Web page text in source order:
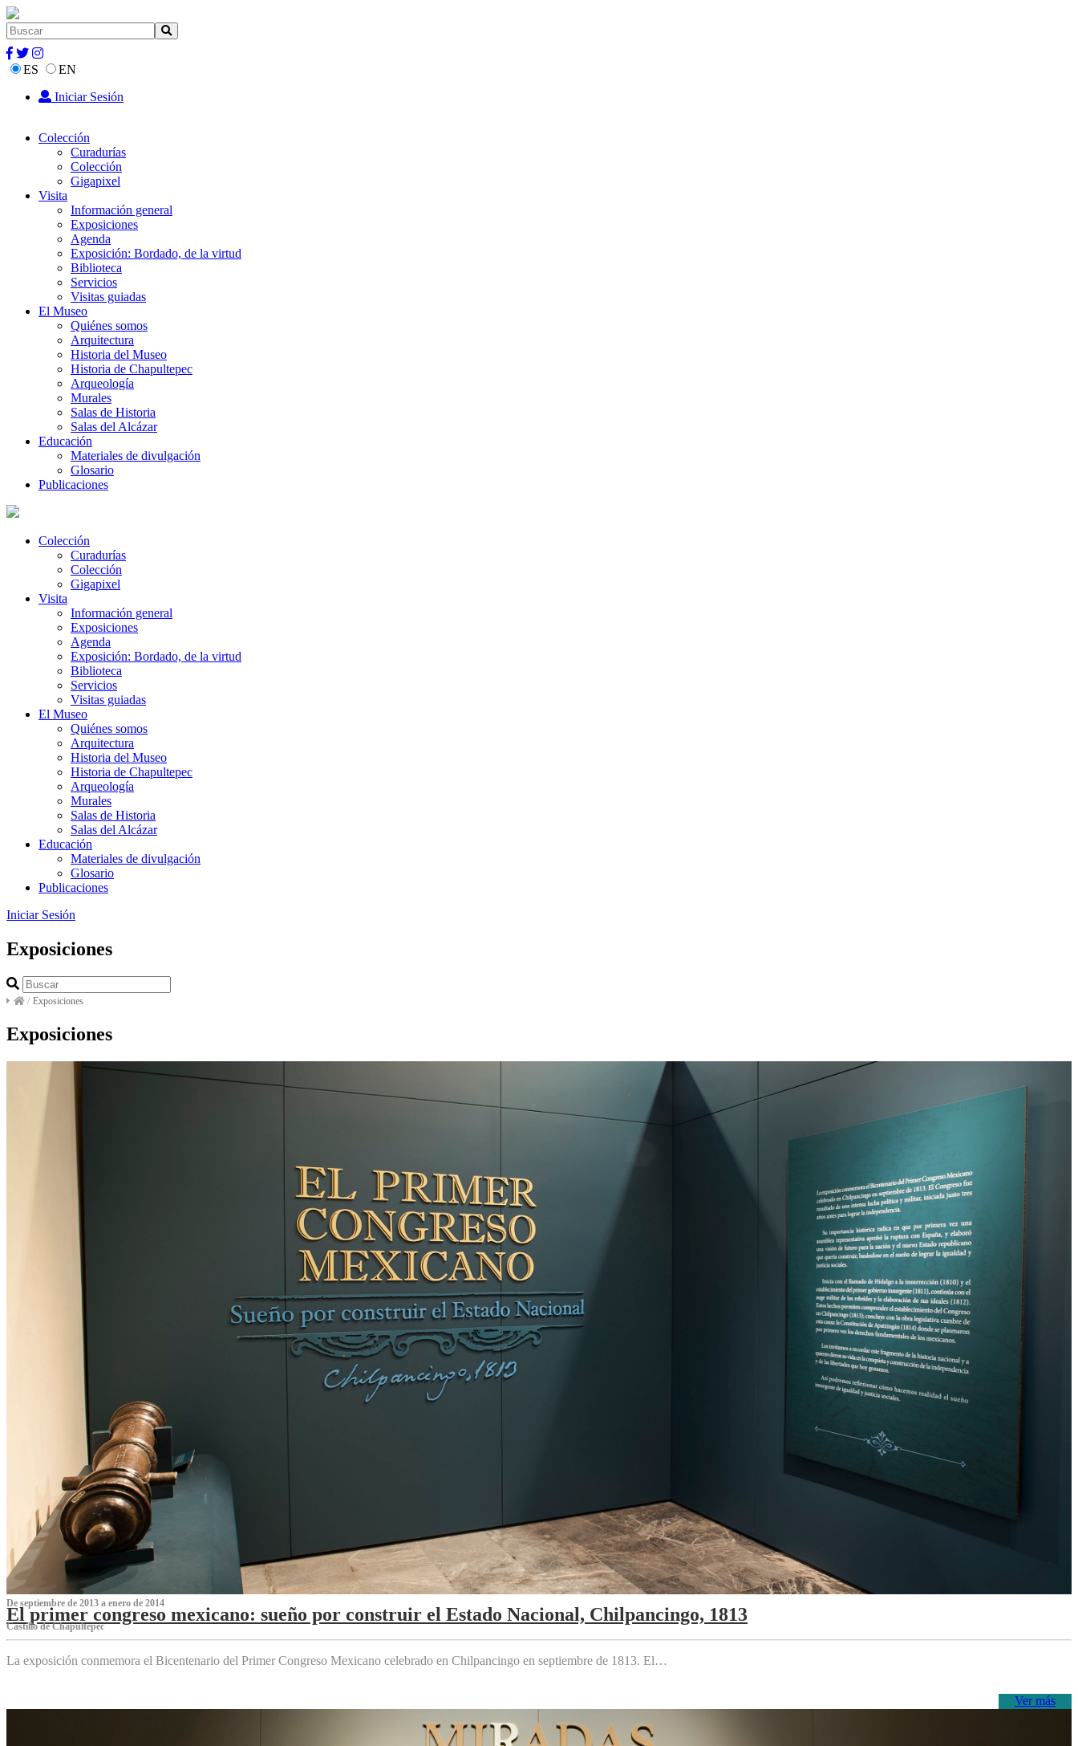
ES
EN
Iniciar Sesión
Colección
Curadurías
Colección
Gigapixel
Visita
Información general
Exposiciones
Agenda
Exposición: Bordado, de la virtud
Biblioteca
Servicios
Visitas guiadas
El Museo
Quiénes somos
Arquitectura
Historia del Museo
Historia de Chapultepec
Arqueología
Murales
Salas de Historia
Salas del Alcázar
Educación
Materiales de divulgación
Glosario
Publicaciones
Colección
Curadurías
Colección
Gigapixel
Visita
Información general
Exposiciones
Agenda
Exposición: Bordado, de la virtud
Biblioteca
Servicios
Visitas guiadas
El Museo
Quiénes somos
Arquitectura
Historia del Museo
Historia de Chapultepec
Arqueología
Murales
Salas de Historia
Salas del Alcázar
Educación
Materiales de divulgación
Glosario
Publicaciones
Iniciar Sesión
Exposiciones
/ Exposiciones
Exposiciones
De septiembre de 2013 a enero de 2014
El primer congreso mexicano: sueño por construir el Estado Nacional, Chilpancingo, 1813
Castillo de Chapultepec
La exposición conmemora el Bicentenario del Primer Congreso Mexicano celebrado en Chilpancingo en septiembre de 1813. El…
Ver más